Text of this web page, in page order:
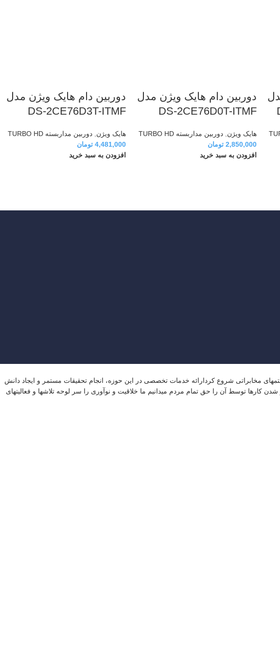
دوربین دام هایک ویژن مدل
DS-2CE76D0T-ITMF
هایک ویژن دوربین مداربسته TURBO HD
2,850,000 تومان
افزودن به سبد خرید
دوربین دام هایک ویژن مدل
DS-2CE76D3T-ITMF
هایک ویژن دوربین مداربسته TURBO HD
4,481,000 تومان
افزودن به سبد خرید
کار خود را در زمینه فروش ،اجرا و پشتیبانی سیستمهای مخابراتی شروع کردارائه خدمات تخصصی در این حوزه، انجام تحقیقات مستمر و ایجاد دانش
کارها توسط آن را حق تمام مردم میدانیم ما خلاقیت و نوآوری را سر لوحه تلاشها و فعالیتهای